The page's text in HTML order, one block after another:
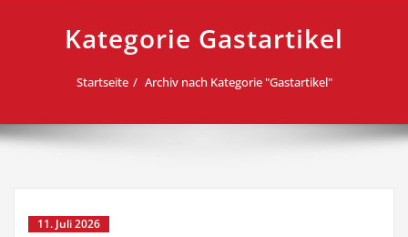
Kategorie Gastartikel
Startseite Archiv nach Kategorie "Gastartikel"
11. Juli 2026